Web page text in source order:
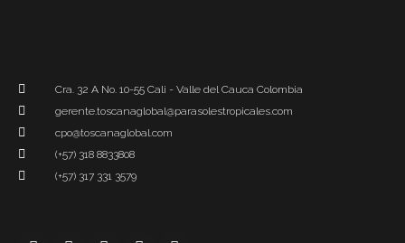
Cra. 32 A No. 10-55 Cali - Valle del Cauca Colombia
gerente.toscanaglobal@parasolestropicales.com
cpo@toscanaglobal.com
(+57) 318 8833808
(+57) 317 331 3579